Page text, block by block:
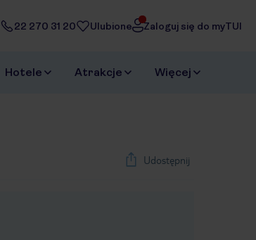
22 270 31 20 Ulubione Zaloguj się do myTUI
Hotele Atrakcje Więcej
Udostępnij